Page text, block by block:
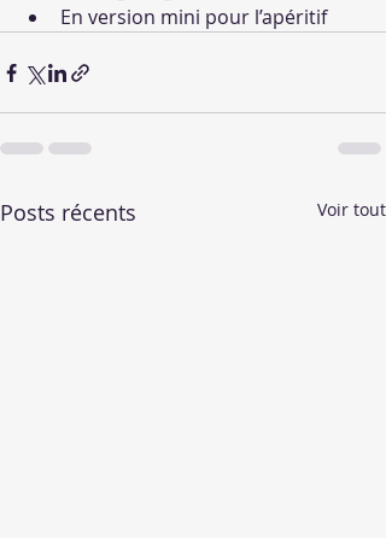
En version mini pour l’apéritif
Posts récents Voir tout